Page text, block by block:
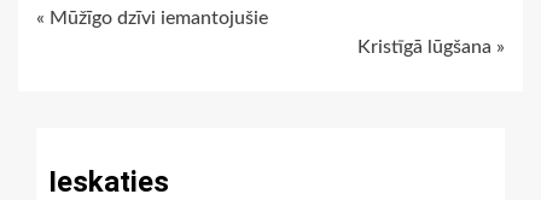
Continue
« Mūžīgo dzīvi iemantojušie
Kristīgā lūgšana »
Ieskaties